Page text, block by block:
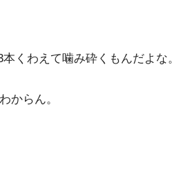
くわえて噛み砕くもんだよな。
からん。